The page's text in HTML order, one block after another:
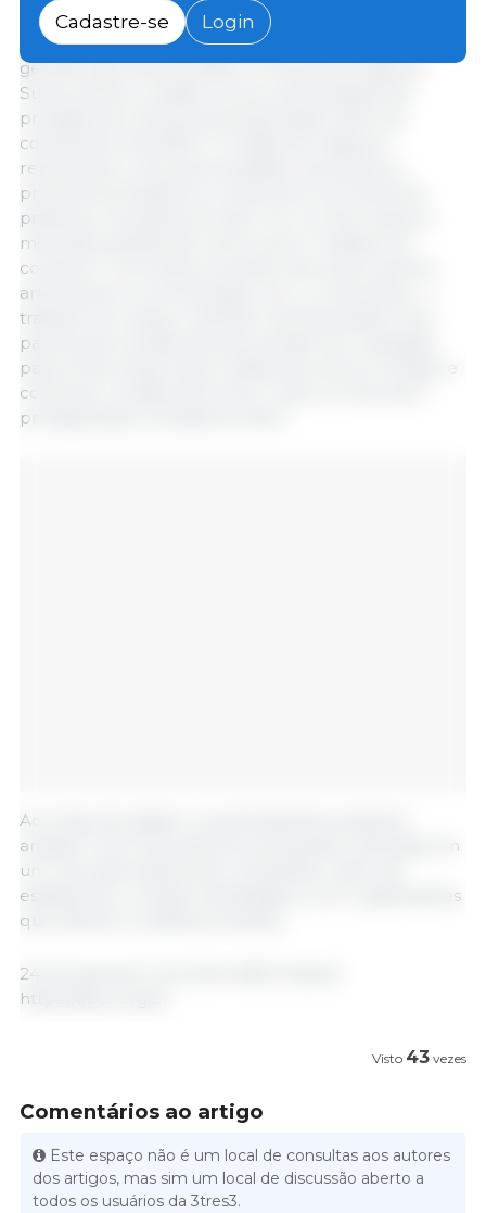
Liderada por representantes da ABCS e com a
participação da Agroceres PIC, uma empresa de
genética parceira da ABCS e Empresa Amiga da
Suinocultura, a missão incluiu a participação da
presidência e diretoria da associação, além de
conselheiros da ABCS. A missão de negócios
representou uma oportunidade única para os
produtores brasileiros conhecerem as melhores
práticas e inovações do setor em um dos maiores
mercados globais de carne suína. O objetivo foi
conhecer o processo produtivo dos suinocultores
americanos, a comunicação com o consumidor, o
trabalho do varejo e também da Associação local
para buscar tendências que possam ser utilizadas
para inovar ainda mais a cadeia de suínos no Brasil, e
continuar a missão de tornar o país um dos top 3
protagonistas mundiais do setor.
Ao longo da viagem, os participantes puderam
analisar como a proteína é produzida e ofertada em
um mercado altamente competitivo, além de
estabelecer contatos estratégicos com organizações
que lideram a cadeia produtiva.
24 de setembro de 2024 /ABCS /Brasil.
https://abcs.org.br
Cadastre-se Login
Visto 43 vezes
Comentários ao artigo
Este espaço não é um local de consultas aos autores
dos artigos, mas sim um local de discussão aberto a
todos os usuários da 3tres3.